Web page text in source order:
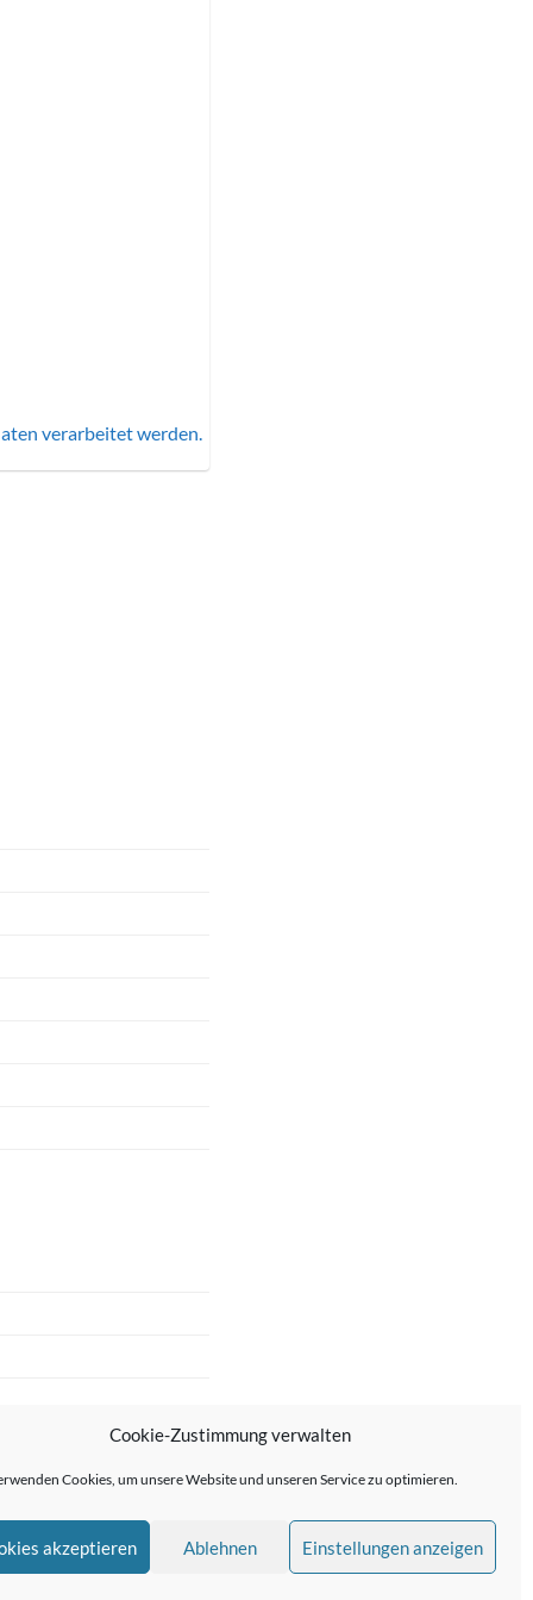
Cookie-Zustimmung verwalten
Cookies, um unsere Website und unseren Service zu optimieren.
akzeptieren Ablehnen Einstellungen anzeigen
verarbeitet werden.
vonAnders Norén